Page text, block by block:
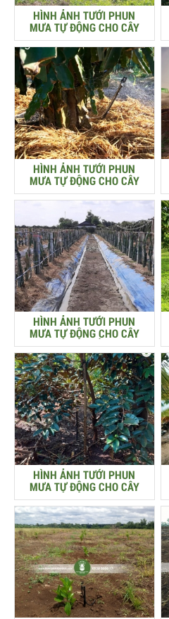
HÌNH ẢNH TƯỚI PHUN
MƯA TỰ ĐỘNG CHO CÂY
NHÀU
HÌNH ẢNH TƯỚI PHUN
MƯA TỰ ĐỘNG CHO CÂY
THANH LONG
HÌNH ẢNH TƯỚI PHUN
MƯA TỰ ĐỘNG CHO CÂY
THANH LONG TRỒNG GIÀN
HÌNH ẢNH TƯỚI PHUN
MƯA TỰ ĐỘNG CHO CÂY
VÚ SỮA